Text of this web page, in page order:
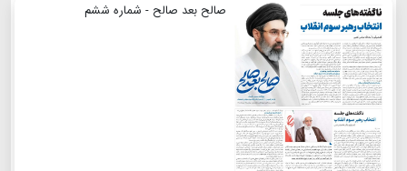
صالح بعد صالح - شماره ششم